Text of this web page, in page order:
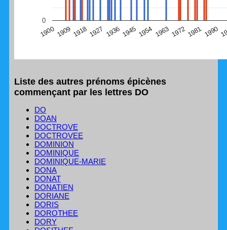
1900 1909 1918 1927 1936 1945 1954 1963 19721981 1990
0
navigateur Safari en ce moment)
Liste des autres prénoms épicènes
commençant par les lettres DO
DO
DOAN
DOCTROVE
DOCTROVEE
DOMINION
DOMINIQUE
DOMINIQUE-MARIE
DONA
DONAT
DONATIEN
DORIANE
DORIS
DOROTHEE
DORY